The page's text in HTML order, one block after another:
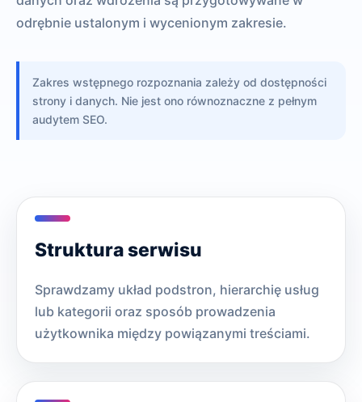
odrębnie ustalonym i wycenionym zakresie.
Zakres wstępnego rozpoznania zależy od dostępności
strony i danych. Nie jest ono równoznaczne z pełnym
audytem SEO.
Struktura serwisu
Sprawdzamy układ podstron, hierarchię usług
lub kategorii oraz sposób prowadzenia
użytkownika między powiązanymi treściami.